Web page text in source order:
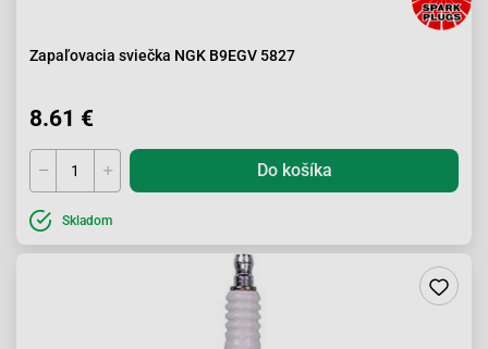
Zapaľovacia sviečka NGK B9EGV 5827
8.61 €
Do košíka
Skladom